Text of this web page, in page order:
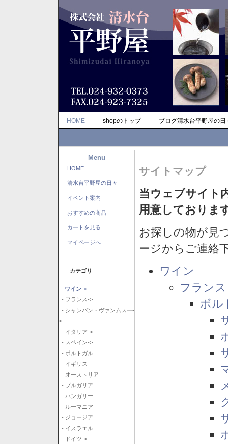
HOME shopのトップ ブログ清水台平野屋の日
Menu
HOME
清水台平野屋の日々
イベント案内
おすすめの商品
カートを見る
マイページへ
カテゴリ
ワイン->
- フランス->
- シャンパン・ヴァンムスー-
>
- イタリア->
- スペイン->
- ポルトガル
- イギリス
- オーストリア
- ブルガリア
- ハンガリー
- ルーマニア
- ジョージア
- イスラエル
- ドイツ->
サイトマップ
当ウェブサイト
用意しておりま
お探しの物が見
ージからご連絡
ワイン
フランス
ボル